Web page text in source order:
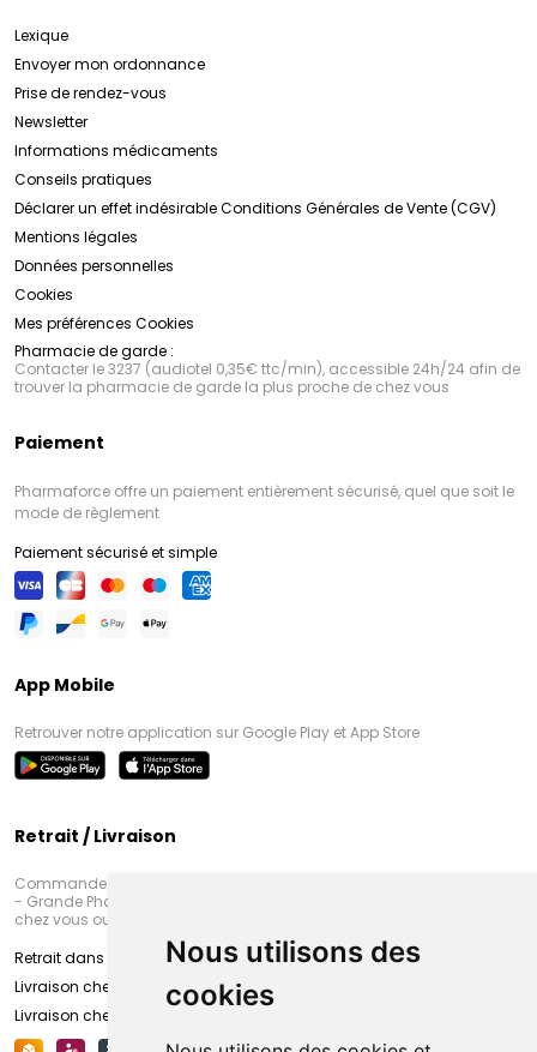
Nous utilisons des
cookies
Lexique
Envoyer mon ordonnance
Prise de rendez-vous
Newsletter
Informations médicaments
Conseils pratiques
Déclarer un effet indésirableConditions Générales de Vente (CGV)
Mentions légales
Données personnelles
Cookies
Mes préférences Cookies
Pharmacie de garde :
Contacter le 3237 (audiotel 0,35€ ttc/min), accessible 24h/24 afin de
trouver la pharmacie de garde la plus proche de chez vous
Paiement
Pharmaforce offre un paiement entièrement sécurisé, quel que soit le
mode de règlement
Paiement sécurisé et simple
App Mobile
Retrouver notre application sur Google Play et App Store
Retrait / Livraison
Commandez en ligne et venez chercher votre commande à Amiens
- Grande Pharmacie d’Amiens (Fachon) ou recevez-là rapidement
chez vous ou en point retrait
Retrait dans la pharmacie d’Amiens
Livraison chez vous
Livraison chez votre commerçant